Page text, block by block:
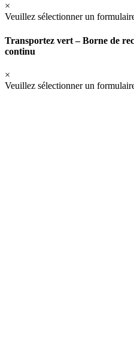
×
Veuillez sélectionner un
Transportez vert – Borne de
continu
×
Veuillez sélectionner un